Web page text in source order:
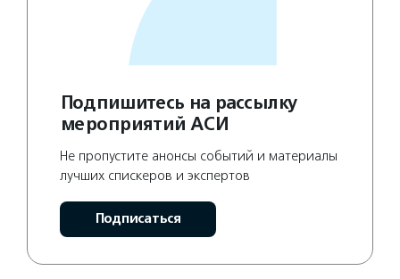
Подпишитесь на рассылку
мероприятий АСИ
Не пропустите анонсы событий и материалы
лучших спискеров и экспертов
Подписаться